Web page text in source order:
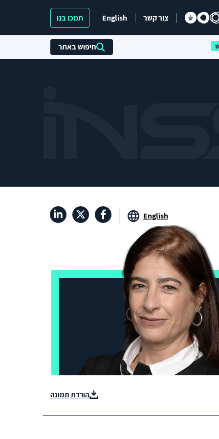
צור קשר English תמכו בנו
חיפוש באתר
English
הורדת תמונה